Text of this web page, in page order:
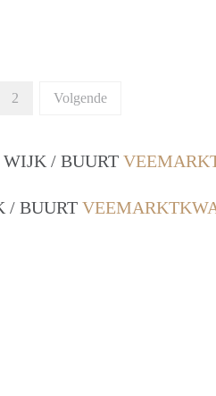
2 Volgende
/ BUURT
/ BUURT